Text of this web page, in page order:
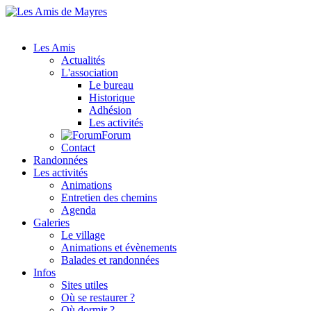
Les Amis
Actualités
L'association
Le bureau
Historique
Adhésion
Les activités
Forum
Contact
Randonnées
Les activités
Animations
Entretien des chemins
Agenda
Galeries
Le village
Animations et évènements
Balades et randonnées
Infos
Sites utiles
Où se restaurer ?